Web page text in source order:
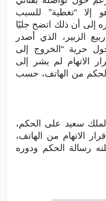
“تغطية” للسبب
إلى أن ذلك اتضح جليًا
الزبير، الذي أصدر
حرية “الخروج إلى
الاتهام لم يشر إلى
من الهاتف، حسب
سعيد على الحكم،
الاتهام من الهاتف،
رسالة الحكم ودوره